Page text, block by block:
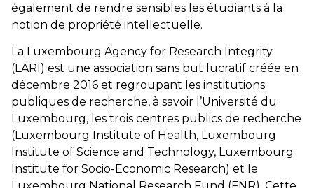
également de rendre sensibles les étudiants à la
notion de propriété intellectuelle.
La Luxembourg Agency for Research Integrity
(LARI) est une association sans but lucratif créée en
décembre 2016 et regroupant les institutions
publiques de recherche, à savoir l’Université du
Luxembourg, les trois centres publics de recherche
(Luxembourg Institute of Health, Luxembourg
Institute of Science and Technology, Luxembourg
Institute for Socio-Economic Research) et le